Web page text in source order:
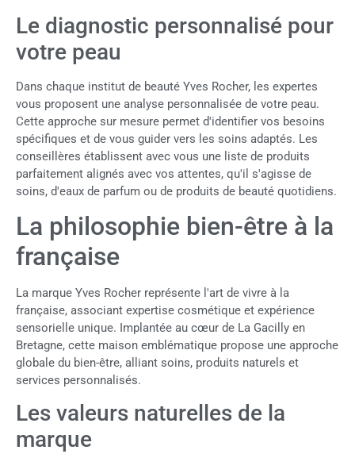
Le diagnostic personnalisé pour
votre peau
Dans chaque institut de beauté Yves Rocher, les expertes
vous proposent une analyse personnalisée de votre peau.
Cette approche sur mesure permet d'identifier vos besoins
spécifiques et de vous guider vers les soins adaptés. Les
conseillères établissent avec vous une liste de produits
parfaitement alignés avec vos attentes, qu'il s'agisse de
soins, d'eaux de parfum ou de produits de beauté quotidiens.
La philosophie bien-être à la
française
La marque Yves Rocher représente l'art de vivre à la
française, associant expertise cosmétique et expérience
sensorielle unique. Implantée au cœur de La Gacilly en
Bretagne, cette maison emblématique propose une approche
globale du bien-être, alliant soins, produits naturels et
services personnalisés.
Les valeurs naturelles de la
marque